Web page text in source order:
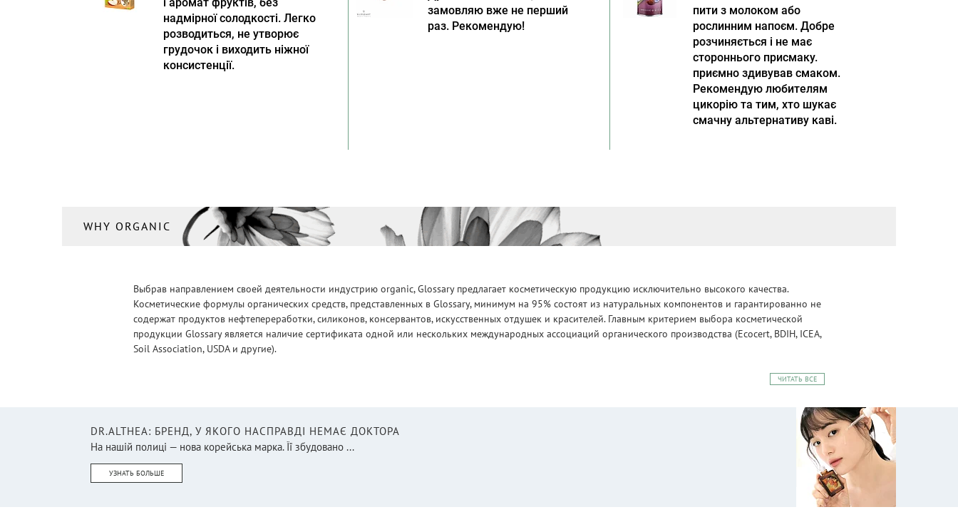
надмірної солодкості. Легко
розводиться, не утворює
грудочок і виходить ніжної
консистенції.
замовляю вже не перший
раз. Рекомендую!
пити з молоком або
рослинним напоєм. Добре
розчиняється і не має
стороннього присмаку.
приємно здивував смаком.
Рекомендую любителям
цикорію та тим, хто шукає
смачну альтернативу каві.
WHY ORGANIC
Выбрав направлением своей деятельности индустрию organic, Glossary предлагает косметическую продукцию исключительно высокого качества.
Косметические формулы органических средств, представленных в Glossary, минимум на 95% состоят из натуральных компонентов и гарантированно не
содержат продуктов нефтепереработки, силиконов, консервантов, искусственных отдушек и красителей. Главным критерием выбора косметической
продукции Glossary является наличие сертификата одной или нескольких международных ассоциаций органического производства (Ecocert, BDIH, ICEA,
Soil Association, USDA и другие).
ЧИТАТЬ ВСЕ
DR.ALTHEA: БРЕНД, У ЯКОГО НАСПРАВДІ НЕМАЄ ДОКТОРА
На нашій полиці — нова корейська марка. Її збудовано ...
УЗНАТЬ БОЛЬШЕ